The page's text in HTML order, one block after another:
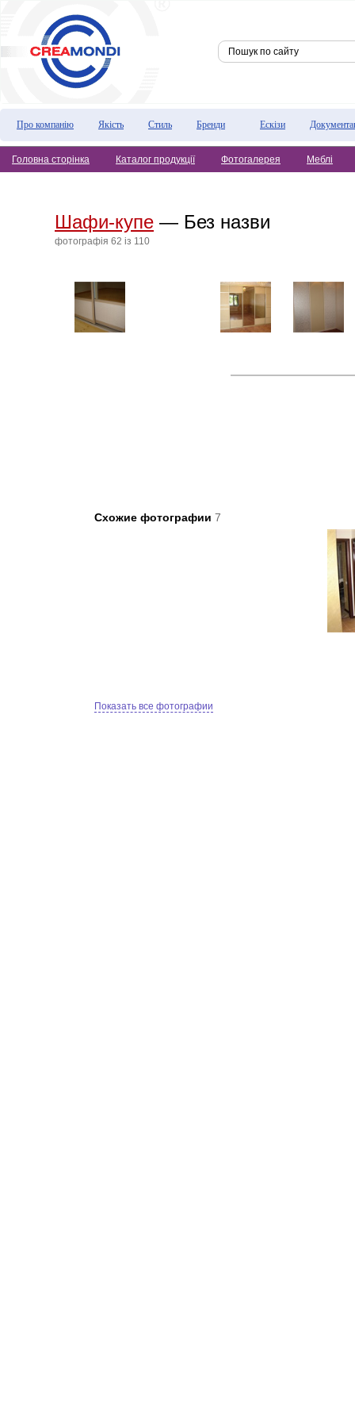
Про компанію Якість Стиль Бренди Ескізи
Головна сторінка Каталог продукції Фотогалерея Меблі
Шафи-купе — Без назви
фотографiя 62 iз 110
Схожие фотографии 7
Показать все фотографии